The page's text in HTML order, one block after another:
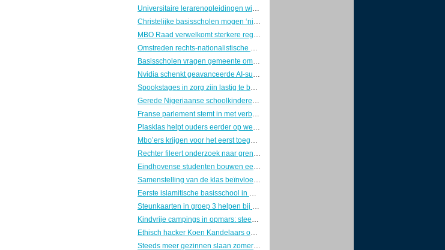
Universitaire lerarenopleidingen winnen terrein bij studenten die theorie en praktijk willen verbinden
Christelijke basisscholen mogen ‘niet-passende’ boektitels weren, Stichting Lezen protesteert
MBO Raad verwelkomt sterkere regionale rol van het mbo in nieuwe aanpak voor leven lang ontwikkelen
Omstreden rechts-nationalistische studentenclub alsnog toegelaten tot introductiemarkt Radboud Universiteit
Basisscholen vragen gemeente om actie tegen oververhitte klaslokalen bij herziening huisvestingsplan
Nvidia schenkt geavanceerde AI-supercomputer aan Amerikaanse militaire universiteit
Spookstages in zorg zijn lastig te bestrijden
Gerede Nigeriaanse schoolkinderen blijven getekend door ontvoering en geweld
Franse parlement stemt in met verbod op sociale media voor kinderen onder 15
Plasklas helpt ouders eerder op weg nu kinderen steeds later zindelijk worden
Mbo’ers krijgen voor het eerst toegang tot betaald traineeship bij Europese Commissie
Rechter fileert onderzoek naar grensoverschrijdend gedrag Almeerse schooldirecteur, man krijgt forse schadevergoeding
Eindhovense studenten bouwen eerste zonne-ambulance
Samenstelling van de klas beïnvloedt schooladvies bij gelijk scorende leerlingen
Eerste islamitische basisschool in Groningen opent op 17 augustus de deuren
Steunkaarten in groep 3 helpen bij lezen en schrijven, maar vooral als tijdelijke ondersteuning
Kindvrije campings in opmars: steeds meer volwassenen kiezen voor rust op vakantie
Ethisch hacker Koen Kandelaars ontdekt beveiligingslek bij de NOS en krijgt beloning
Steeds meer gezinnen slaan zomervakantie over door oplopende kosten, scholen zien groeiende armoede